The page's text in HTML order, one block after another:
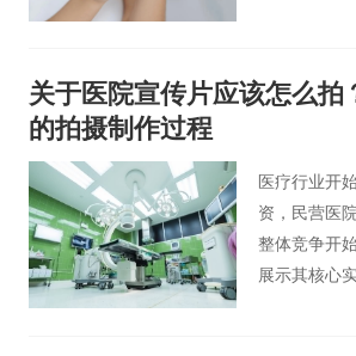
众了解化妆
如何拍摄制
关于医院宣传片应该怎么拍
的拍摄制作过程
医疗行业开
资，民营医
整体竞争开
展示其核心